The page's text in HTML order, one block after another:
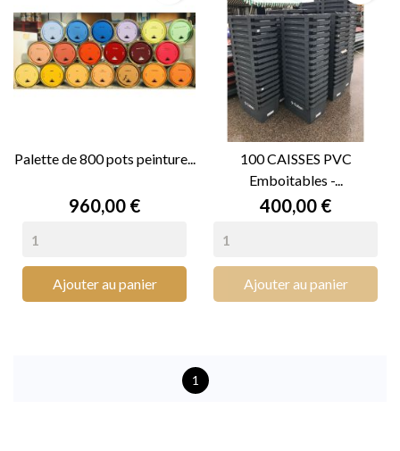
Palette de 800 pots peinture...
Prix
960,00 €
Ajouter au panier
100 CAISSES PVC
Emboitables -...
Prix
400,00 €
Ajouter au panier
1